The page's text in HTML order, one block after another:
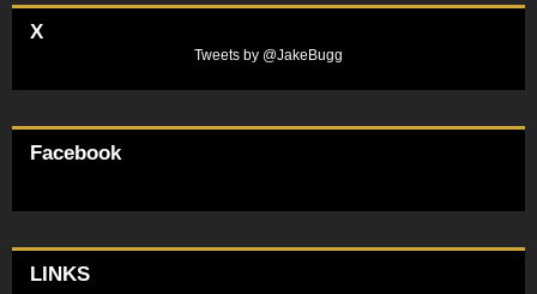
X
Tweets by @JakeBugg
Facebook
LINKS